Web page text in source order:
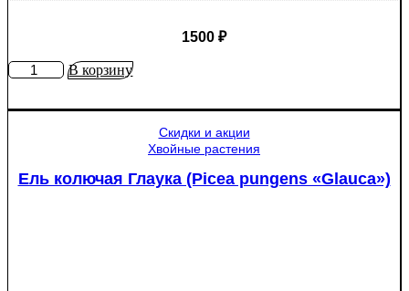
1500 ₽
КоличествоВ корзину
Скидки и акции
Хвойные растения
Ель колючая Глаука (Picea pungens «Glauca»)